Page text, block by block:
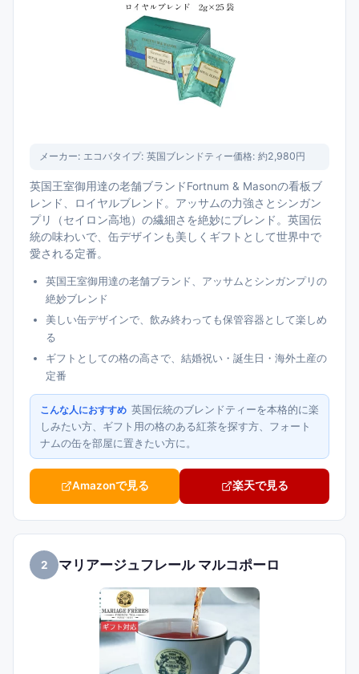
メーカー: エコバタイプ: 英国ブレンドティー価格: 約2,980円
英国王室御用達の老舗ブランドFortnum & Masonの看板ブ
レンド、ロイヤルブレンド。アッサムの力強さとシンガン
プリ（セイロン高地）の繊細さを絶妙にブレンド。英国伝
統の味わいで、缶デザインも美しくギフトとして世界中で
愛される定番。
英国王室御用達の老舗ブランド、アッサムとシンガンプリの
絶妙ブレンド
美しい缶デザインで、飲み終わっても保管容器として楽しめ
る
ギフトとしての格の高さで、結婚祝い・誕生日・海外土産の
定番
こんな人におすすめ 英国伝統のブレンドティーを本格的に楽
しみたい方、ギフト用の格のある紅茶を探す方、フォート
ナムの缶を部屋に置きたい方に。
Amazonで見る 楽天で見る
2 マリアージュフレール マルコポーロ